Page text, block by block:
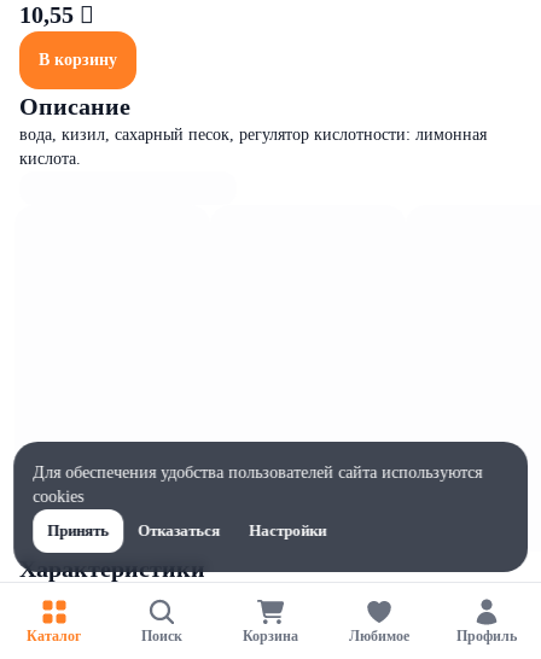
10,55 
В корзину
Описание
вода, кизил, сахарный песок, регулятор кислотности: лимонная
кислота.
Характеристики
Жиры на 100г, г
Каталог Поиск Корзина Любимое Профиль
Для обеспечения удобства пользователей сайта используются
cookies
Принять
Отказаться Настройки